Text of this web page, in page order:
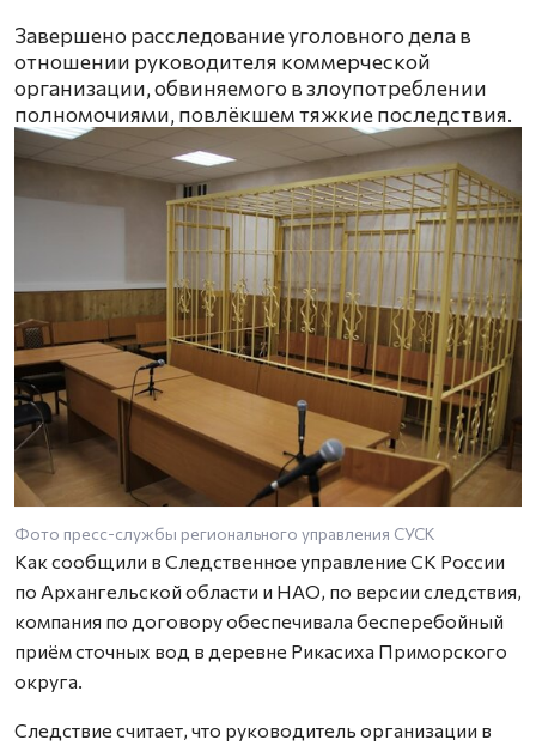
Завершено расследование уголовного дела в
отношении руководителя коммерческой
организации, обвиняемого в злоупотреблении
полномочиями, повлёкшем тяжкие последствия.
Фото пресс-службы регионального управления СУСК
Как сообщили в Следственное управление СК России
по Архангельской области и НАО, по версии следствия,
компания по договору обеспечивала бесперебойный
приём сточных вод в деревне Рикасиха Приморского
округа.
Следствие считает, что руководитель организации в